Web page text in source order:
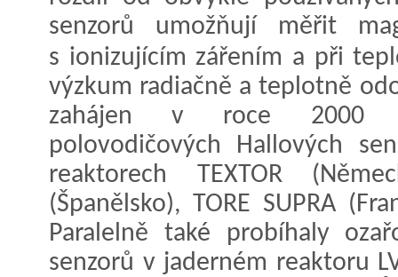
senzorů umožňují měřit
s ionizujícím zářením a při
výzkum radiačně a teplotně
zahájen v roce 2000
polovodičových Hallových
reaktorech TEXTOR
(Španělsko), TORE SUPRA
Paralelně také probíhaly
senzorů v jaderném reaktoru